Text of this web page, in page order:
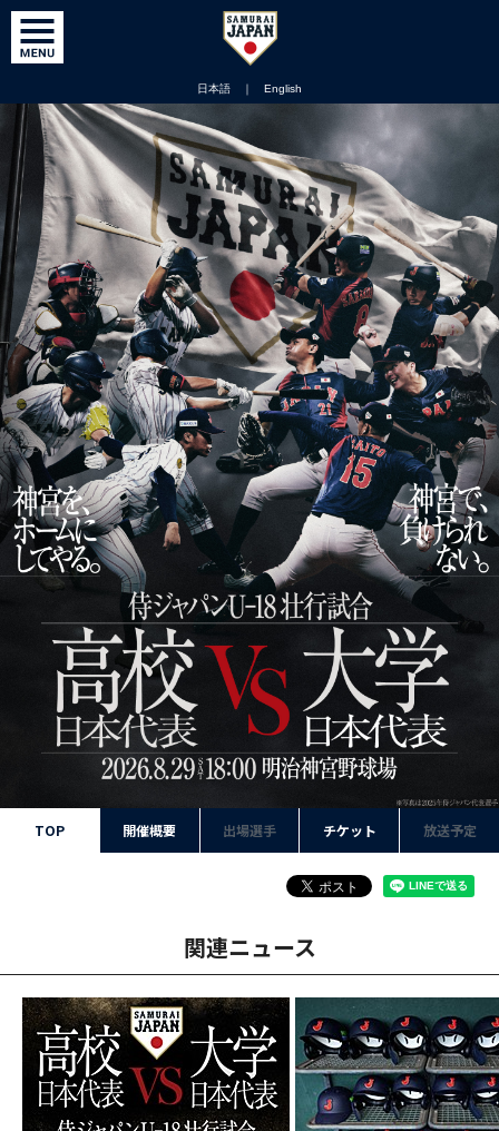
日本語 ｜ English
TOP 開催概要 出場選手 チケット 放送予定
関連ニュース